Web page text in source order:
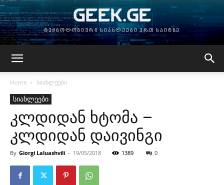
GEEK.GE
ტექნოლოგიური სიახლეები ერთ საიტზე
Home სიახლეები
სიახლეები
კლდიდან ხტომა –
კლდიდან დაივინგი
By Giorgi Laluashvili - 19/05/2018 1389 0